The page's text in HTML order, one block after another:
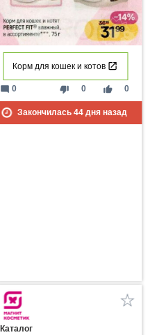
Корм для кошек и котов
thumb_down 0 thumb_up 0
mode_comment 0
Закончилась 44дня назад
Каталог